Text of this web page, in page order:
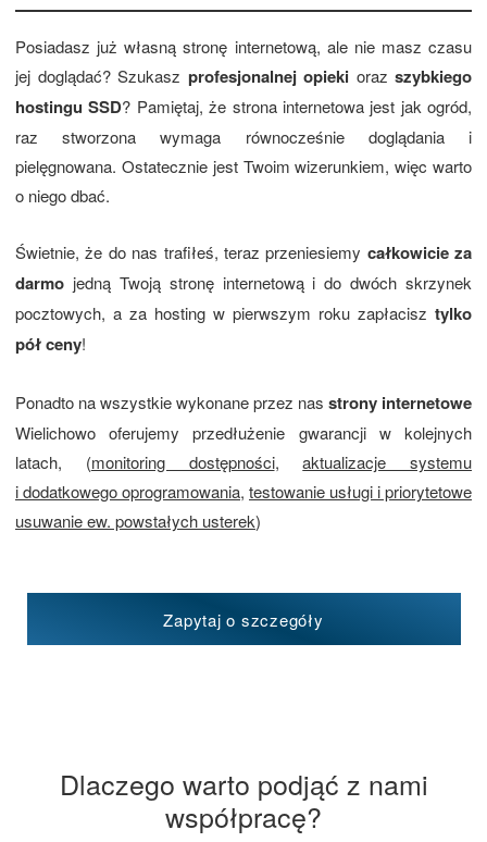
Posiadasz już własną stronę internetową, ale nie masz czasu
jej doglądać? Szukasz profesjonalnej opieki oraz szybkiego
hostingu SSD? Pamiętaj, że strona internetowa jest jak ogród,
raz stworzona wymaga równocześnie doglądania i
pielęgnowana. Ostatecznie jest Twoim wizerunkiem, więc warto
o niego dbać.
Świetnie, że do nas trafiłeś, teraz przeniesiemy całkowicie za
darmo jedną Twoją stronę internetową i do dwóch skrzynek
pocztowych, a za hosting w pierwszym roku zapłacisz tylko
pół ceny!
Ponadto na wszystkie wykonane przez nas strony internetowe
Wielichowo oferujemy przedłużenie gwarancji w kolejnych
latach, (monitoring dostępności,aktualizacje systemu
i dodatkowego oprogramowania, testowanie usługi i priorytetowe
usuwanie ew. powstałych usterek)
Zapytaj o szczegóły
Dlaczego warto podjąć z nami
współpracę?